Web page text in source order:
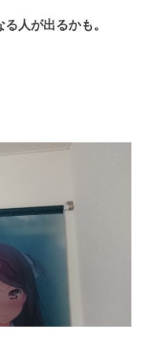
人が出るかも。